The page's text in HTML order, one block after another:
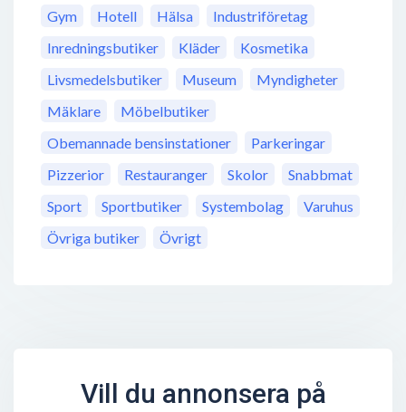
Gym
Hotell Hälsa
Industriföretag
Inredningsbutiker
Kläder
Kosmetika
Livsmedelsbutiker
Museum
Myndigheter
Mäklare
Möbelbutiker
Obemannade bensinstationer
Parkeringar
Pizzerior
Restauranger Skolor
Snabbmat
Sport
Sportbutiker Systembolag
Varuhus
Övriga butiker
Övrigt
Vill du annonsera på